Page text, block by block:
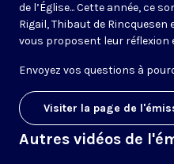
de l’Église... Cette année, ce
Rigail, Thibaut de
vous proposent leur réflexion
Envoyez vos questions à
Visiter la page de
Autres vidéos de